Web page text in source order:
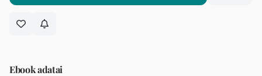
Ebook adatai